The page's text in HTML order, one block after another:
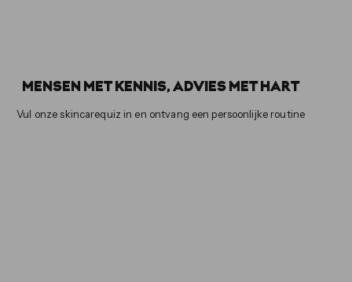
MENSEN MET KENNIS, ADVIES MET HART
Vul onze skincarequiz in en ontvang een persoonlijke routine